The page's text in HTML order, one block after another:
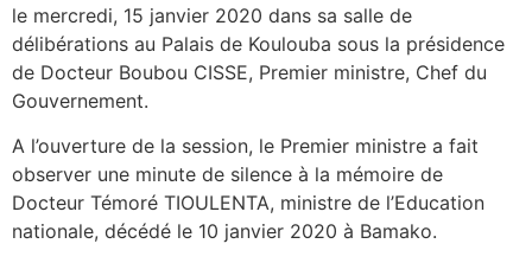
le mercredi, 15 janvier 2020 dans sa salle de
délibérations au Palais de Koulouba sous la présidence
de Docteur Boubou CISSE, Premier ministre, Chef du
Gouvernement.
A l’ouverture de la session, le Premier ministre a fait
observer une minute de silence à la mémoire de
Docteur Témoré TIOULENTA, ministre de l’Education
nationale, décédé le 10 janvier 2020 à Bamako.